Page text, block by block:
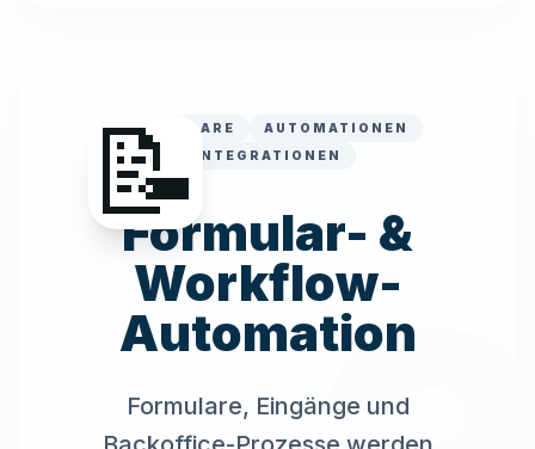
📝
FORMULARE
AUTOMATIONEN
INTEGRATIONEN
Formular- &
Workflow-
Automation
Formulare, Eingänge und